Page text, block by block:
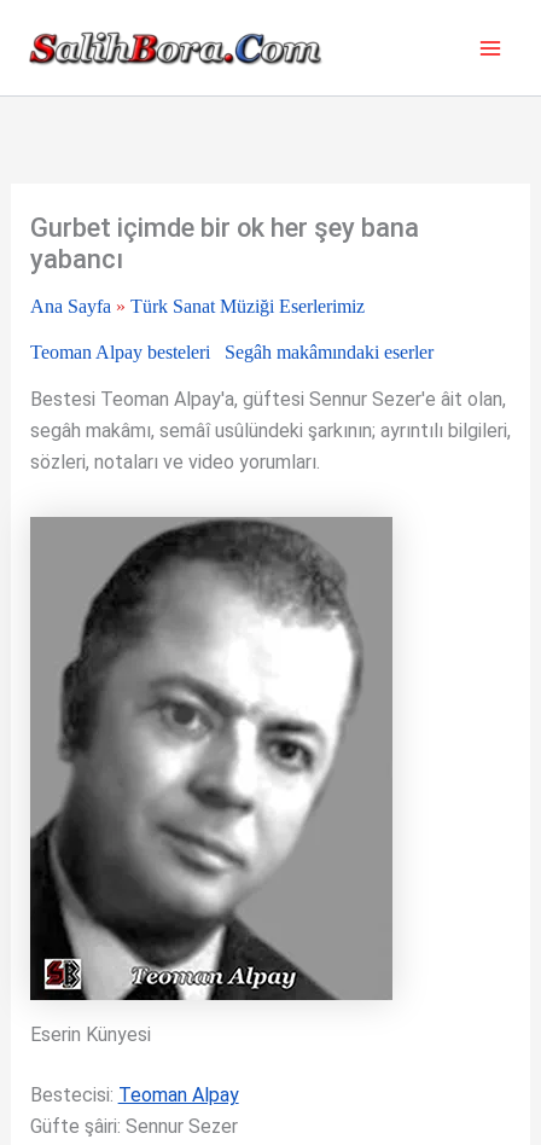
Gurbet içimde bir ok her şey bana
yabancı
Ana Sayfa » Türk Sanat Müziği Eserlerimiz
Teoman Alpay besteleri Segâh makâmındaki eserler
Bestesi Teoman Alpay'a, güftesi Sennur Sezer'e âit olan,
segâh makâmı, semâî usûlündeki şarkının; ayrıntılı bilgileri,
sözleri, notaları ve video yorumları.
Eserin Künyesi
Bestecisi: Teoman Alpay
Güfte şâiri: Sennur Sezer